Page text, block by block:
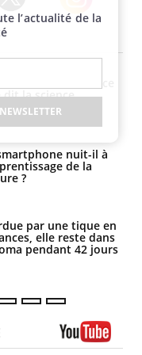
Instagram
dit la science
nuit-il à
de la
?
par une tique en
elle reste dans
pendant 42 jours
l’actualité de la